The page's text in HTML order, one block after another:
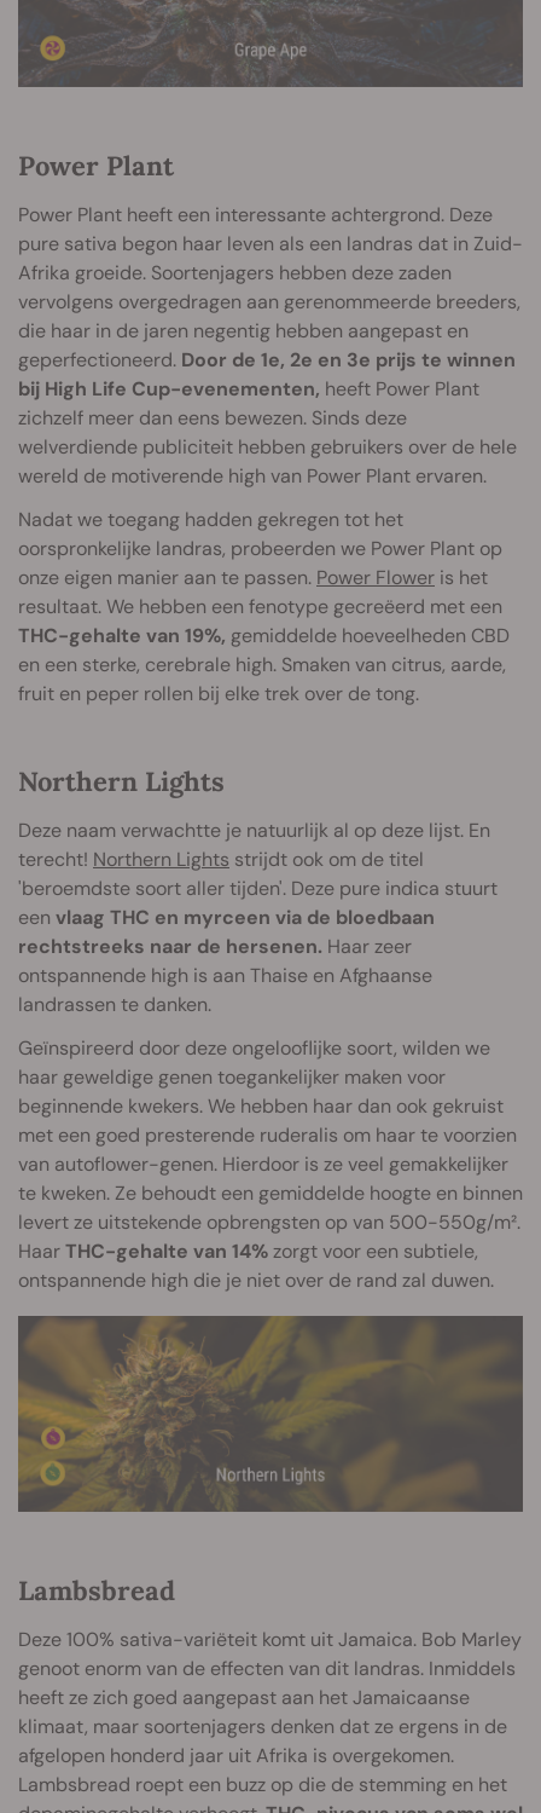
Power Plant
Power Plant heeft een interessante achtergrond. Deze
pure sativa begon haar leven als een landras dat in Zuid-
Afrika groeide. Soortenjagers hebben deze zaden
vervolgens overgedragen aan gerenommeerde breeders,
die haar in de jaren negentig hebben aangepast en
geperfectioneerd. Door de 1e, 2e en 3e prijs te winnen
bij High Life Cup-evenementen, heeft Power Plant
zichzelf meer dan eens bewezen. Sinds deze
welverdiende publiciteit hebben gebruikers over de hele
wereld de motiverende high van Power Plant ervaren.
Nadat we toegang hadden gekregen tot het
oorspronkelijke landras, probeerden we Power Plant op
onze eigen manier aan te passen. Power Flower is het
resultaat. We hebben een fenotype gecreëerd met een
THC-gehalte van 19%, gemiddelde hoeveelheden CBD
en een sterke, cerebrale high. Smaken van citrus, aarde,
fruit en peper rollen bij elke trek over de tong.
Northern Lights
Deze naam verwachtte je natuurlijk al op deze lijst. En
terecht! Northern Lights strijdt ook om de titel
'beroemdste soort aller tijden'. Deze pure indica stuurt
een vlaag THC en myrceen via de bloedbaan
rechtstreeks naar de hersenen. Haar zeer
ontspannende high is aan Thaise en Afghaanse
landrassen te danken.
Geïnspireerd door deze ongelooflijke soort, wilden we
haar geweldige genen toegankelijker maken voor
beginnende kwekers. We hebben haar dan ook gekruist
met een goed presterende ruderalis om haar te voorzien
van autoflower-genen. Hierdoor is ze veel gemakkelijker
te kweken. Ze behoudt een gemiddelde hoogte en binnen
levert ze uitstekende opbrengsten op van 500-550g/m².
HaarTHC-gehalte van 14%zorgt voor een subtiele,
ontspannende high die je niet over de rand zal duwen.
Lambsbread
Deze 100% sativa-variëteit komt uit Jamaica. Bob Marley
genoot enorm van de effecten van dit landras. Inmiddels
heeft ze zich goed aangepast aan het Jamaicaanse
klimaat, maar soortenjagers denken dat ze ergens in de
afgelopen honderd jaar uit Afrika is overgekomen.
Lambsbread roept een buzz op die de stemming en het